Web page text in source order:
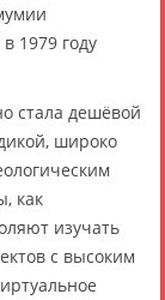
1979 году
стала дешёвой
широко
как
изучать
с высоким